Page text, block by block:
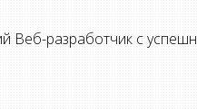
Веб-разработчик с